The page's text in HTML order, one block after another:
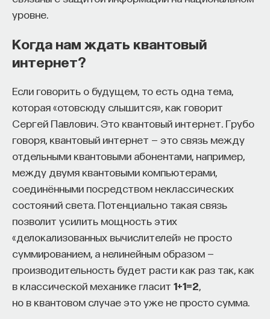
уровне.
Когда нам ждать квантовый
интернет?
Если говорить о будущем, то есть одна тема,
которая «отовсюду слышится», как говорит
Сергей Павлович. Это квантовый интернет. Грубо
говоря, квантовый интернет — это связь между
отдельными квантовыми абонентами, например,
между двумя квантовыми компьютерами,
соединёнными посредством неклассических
состояний света. Потенциально такая связь
позволит усилить мощность этих
«делокализованных вычислителей» не просто
суммированием, а нелинейным образом —
производительность будет расти как раз так, как
в классической механике гласит 1+1=2
но в квантовом случае это уже не просто сумма.